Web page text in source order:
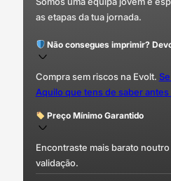
as etapas da tua jornada.
Não consegues imprimir?
Compra sem riscos na Evolt.
Aquilo que tens de saber
Preço Mínimo Garantido
Encontraste mais barato
validação.